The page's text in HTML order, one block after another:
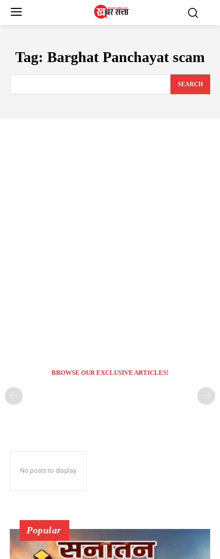
Tag: Barghat Panchayat scam
SEARCH
BROWSE OUR EXCLUSIVE ARTICLES!
No posts to display
Popular